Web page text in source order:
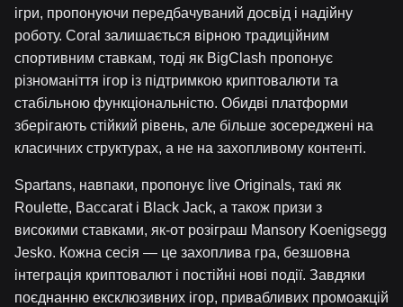
ігри, пропонуючи передбачуваний досвід і надійну
роботу. Coral залишається вірною традиційним
спортивним ставкам, тоді як BigClash пропонує
різноманіття ігор із підтримкою криптовалюти та
стабільною функціональністю. Обидві платформи
зберігають стійкий рівень, але більше зосереджені на
класичних структурах, а не на захопливому контенті.
Spartans, навпаки, пропонує live Originals, такі як
Roulette, Baccarat і Black Jack, а також призи з
високими ставками, як-от розіграш Mansory Koenigsegg
Jesko. Кожна сесія — це захоплива гра, безшовна
інтеграція криптовалют і постійні нові події. Завдяки
поєднанню ексклюзивних ігор, привабливих промоакцій